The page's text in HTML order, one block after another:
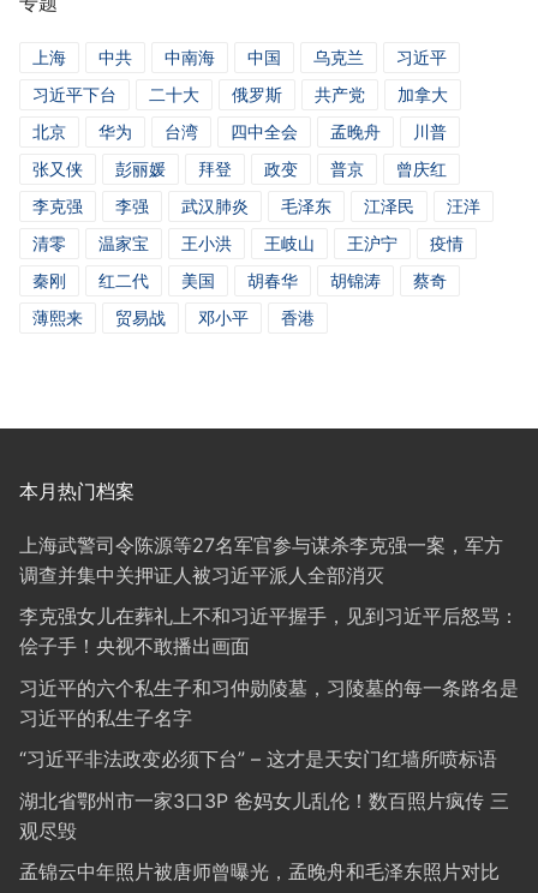
上海 中共 中南海 中国 乌克兰
习近平
习近平下台
二十大 俄罗斯 共产党
加拿大
北京
华为 台湾 四中全会 孟晚舟
川普
张又侠
彭丽媛 拜登 政变 普京
曾庆红
李克强
李强 武汉肺炎 毛泽东 江泽民
汪洋
清零
温家宝 王小洪 王岐山 王沪宁
疫情
秦刚
红二代 美国 胡春华 胡锦涛
蔡奇
薄熙来
贸易战 邓小平 香港
本月热门档案
上海武警司令陈源等27名军官参与谋杀李克强一案，军方
调查并集中关押证人被习近平派人全部消灭
李克强女儿在葬礼上不和习近平握手，见到习近平后怒骂：
侩子手！央视不敢播出画面
习近平的六个私生子和习仲勋陵墓，习陵墓的每一条路名是
习近平的私生子名字
“习近平非法政变必须下台” – 这才是天安门红墙所喷标语
湖北省鄂州市一家3口3P 爸妈女儿乱伦！数百照片疯传 三
观尽毁
孟锦云中年照片被唐师曾曝光，孟晚舟和毛泽东照片对比